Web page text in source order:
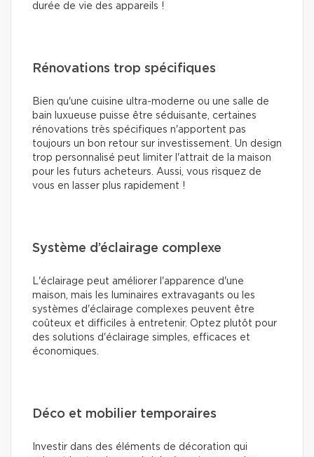
durée de vie des appareils !
Rénovations trop spécifiques
Bien qu'une cuisine ultra-moderne ou une salle de
bain luxueuse puisse être séduisante, certaines
rénovations très spécifiques n'apportent pas
toujours un bon retour sur investissement. Un design
trop personnalisé peut limiter l'attrait de la maison
pour les futurs acheteurs. Aussi, vous risquez de
vous en lasser plus rapidement !
Système d’éclairage complexe
L'éclairage peut améliorer l'apparence d'une
maison, mais les luminaires extravagants ou les
systèmes d'éclairage complexes peuvent être
coûteux et difficiles à entretenir. Optez plutôt pour
des solutions d'éclairage simples, efficaces et
économiques.
Déco et mobilier temporaires
Investir dans des éléments de décoration qui